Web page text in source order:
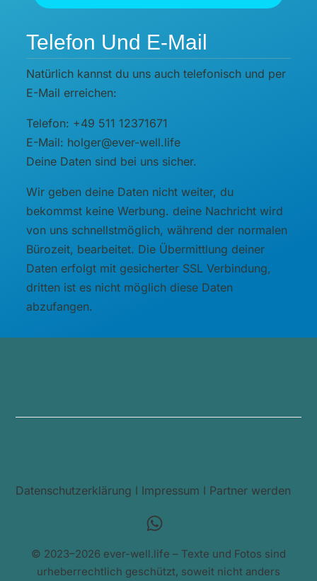
Telefon Und E-Mail
Natürlich kannst du uns auch telefonisch und per
E-Mail erreichen:
Telefon: +49 511 12371671
E-Mail: holger@ever-well.life
Deine Daten sind bei uns sicher.
Wir geben deine Daten nicht weiter, du
bekommst keine Werbung. deine Nachricht wird
von uns schnellstmöglich, während der normalen
Bürozeit, bearbeitet. Die Übermittlung deiner
Daten erfolgt mit gesicherter SSL Verbindung,
dritten ist es nicht möglich diese Daten
abzufangen.
Datenschutzerklärung I Impressum I Partner werden
© 2023–2026 ever-well.life – Texte und Fotos sind
urheberrechtlich geschützt, soweit nicht anders